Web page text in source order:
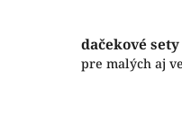
dačekové sety
pre malých aj